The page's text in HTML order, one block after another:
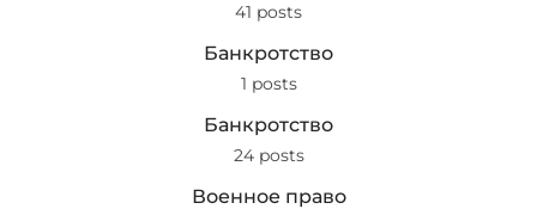
41 posts
Банкротство
1 posts
Банкротство
24 posts
Военное право